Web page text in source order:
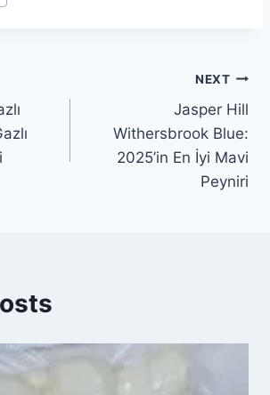
NEXT
Jasper Hill
Withersbrook Blue:
2025’in En İyi Mavi
Peyniri